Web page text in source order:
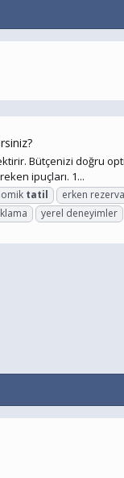
Bütçenizi doğru
ipuçları. 1...
tatil erken
yerel deneyimler